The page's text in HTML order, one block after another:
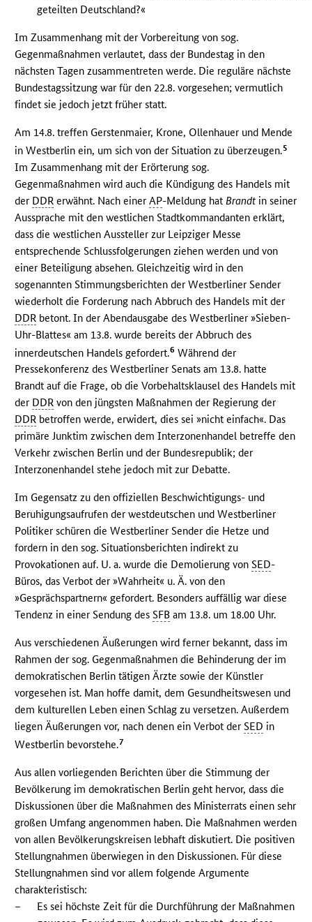
geteilten Deutschland?«
Im Zusammenhang mit der Vorbereitung von sog.
Gegenmaßnahmen verlautet, dass der Bundestag in den
nächsten Tagen zusammentreten werde. Die reguläre nächste
Bundestagssitzung war für den 22.8. vorgesehen; vermutlich
findet sie jedoch jetzt früher statt.
Am 14.8. treffen Gerstenmaier, Krone, Ollenhauer und Mende
in Westberlin ein, um sich von der Situation zu überzeugen.5
Im Zusammenhang mit der Erörterung sog.
Gegenmaßnahmen wird auch die Kündigung des Handels mit
der DDR erwähnt. Nach einerAP-Meldung hat Brandt in seiner
Aussprache mit den westlichen Stadtkommandanten erklärt,
dass die westlichen Aussteller zur Leipziger Messe
entsprechende Schlussfolgerungen ziehen werden und von
einer Beteiligung absehen. Gleichzeitig wird in den
sogenannten Stimmungsberichten der Westberliner Sender
wiederholt die Forderung nach Abbruch des Handels mit der
DDR betont. In der Abendausgabe des Westberliner »Sieben-
Uhr-Blattes« am 13.8. wurde bereits der Abbruch des
innerdeutschen Handels gefordert.6 Während der
Pressekonferenz des Westberliner Senats am 13.8. hatte
Brandt auf die Frage, ob die Vorbehaltsklausel des Handels mit
der DDR von den jüngsten Maßnahmen der Regierung der
DDR betroffen werde, erwidert, dies sei »nicht einfach«. Das
primäre Junktim zwischen dem Interzonenhandel betreffe den
Verkehr zwischen Berlin und der Bundesrepublik; der
Interzonenhandel stehe jedoch mit zur Debatte.
Im Gegensatz zu den offiziellen Beschwichtigungs- und
Beruhigungsaufrufen der westdeutschen und Westberliner
Politiker schüren die Westberliner Sender die Hetze und
fordern in den sog. Situationsberichten indirekt zu
Provokationen auf. U. a. wurde die Demolierung vonSED-
Büros, das Verbot der »Wahrheit« u. Ä. von den
»Gesprächspartnern« gefordert. Besonders auffällig war diese
Tendenz in einer Sendung desSFB am 13.8. um 18.00 Uhr.
Aus verschiedenen Äußerungen wird ferner bekannt, dass im
Rahmen der sog. Gegenmaßnahmen die Behinderung der im
demokratischen Berlin tätigen Ärzte sowie der Künstler
vorgesehen ist. Man hoffe damit, dem Gesundheitswesen und
dem kulturellen Leben einen Schlag zu versetzen. Außerdem
liegen Äußerungen vor, nach denen ein Verbot derSED in
Westberlin bevorstehe.7
Aus allen vorliegenden Berichten über die Stimmung der
Bevölkerung im demokratischen Berlin geht hervor, dass die
Diskussionen über die Maßnahmen des Ministerrats einen sehr
großen Umfang angenommen haben. Die Maßnahmen werden
von allen Bevölkerungskreisen lebhaft diskutiert. Die positiven
Stellungnahmen überwiegen in den Diskussionen. Für diese
Stellungnahmen sind vor allem folgende Argumente
charakteristisch:
–
Es sei höchste Zeit für die Durchführung der Maßnahmen